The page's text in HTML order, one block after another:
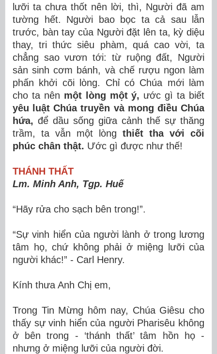
lưỡi ta chưa thốt nên lời, thì, Người đã am
tường hết. Người bao bọc ta cả sau lẫn
trước, bàn tay của Người đặt lên ta, kỳ diệu
thay, tri thức siêu phàm, quá cao vời, ta
chẳng sao vươn tới: từ ruộng đất, Người
sản sinh cơm bánh, và chế rượu ngon làm
phấn khởi cõi lòng. Chỉ có Chúa mới làm
cho ta nên một lòng một ý, ước gì ta biết
yêu luật Chúa truyền và mong điều Chúa
hứa, để dầu sống giữa cảnh thế sự thăng
trầm, ta vẫn một lòng thiết tha với cõi
phúc chân thật. Ước gì được như thế!
THÁNH THẤT
Lm. Minh Anh, Tgp. Huế
“Hãy rửa cho sạch bên trong!”.
“Sự vinh hiển của người lành ở trong lương
tâm họ, chứ không phải ở miệng lưỡi của
người khác!” - Carl Henry.
Kính thưa Anh Chị em,
Trong Tin Mừng hôm nay, Chúa Giêsu cho
thấy sự vinh hiển của người Pharisêu không
ở bên trong - ‘thánh thất’ tâm hồn họ -
nhưng ở miệng lưỡi của người đời.